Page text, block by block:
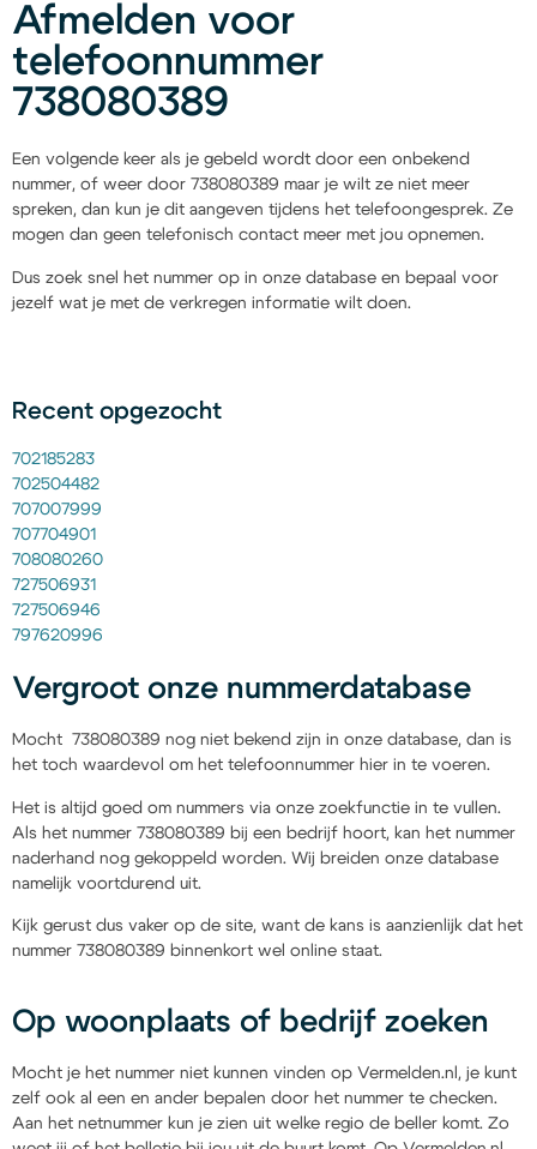
Afmelden voor
telefoonnummer
738080389
Een volgende keer als je gebeld wordt door een onbekend
nummer, of weer door 738080389 maar je wilt ze niet meer
spreken, dan kun je dit aangeven tijdens het telefoongesprek. Ze
mogen dan geen telefonisch contact meer met jou opnemen.
Dus zoek snel het nummer op in onze database en bepaal voor
jezelf wat je met de verkregen informatie wilt doen.
Recent opgezocht
702185283
702504482
707007999
707704901
708080260
727506931
727506946
797620996
Vergroot onze nummerdatabase
Mocht 738080389 nog niet bekend zijn in onze database, dan is
het toch waardevol om het telefoonnummer hier in te voeren.
Het is altijd goed om nummers via onze zoekfunctie in te vullen.
Als het nummer 738080389 bij een bedrijf hoort, kan het nummer
naderhand nog gekoppeld worden. Wij breiden onze database
namelijk voortdurend uit.
Kijk gerust dus vaker op de site, want de kans is aanzienlijk dat het
nummer 738080389 binnenkort wel online staat.
Op woonplaats of bedrijf zoeken
Mocht je het nummer niet kunnen vinden op Vermelden.nl, je kunt
zelf ook al een en ander bepalen door het nummer te checken.
Aan het netnummer kun je zien uit welke regio de beller komt. Zo